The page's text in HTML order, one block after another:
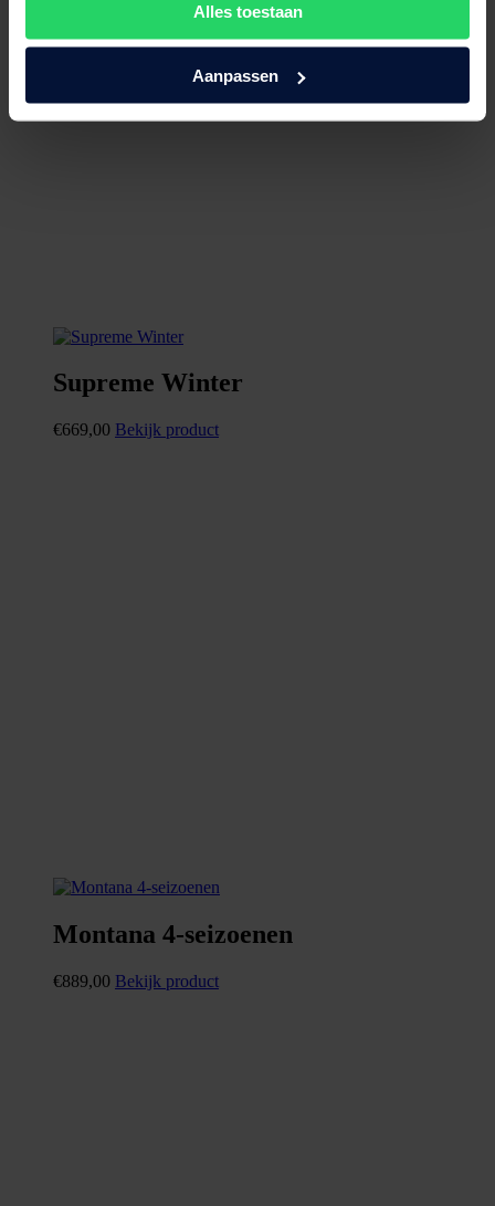
Alles toestaan
Aanpassen
Supreme Winter
€669,00 Bekijk product
Montana 4-seizoenen
€889,00 Bekijk product